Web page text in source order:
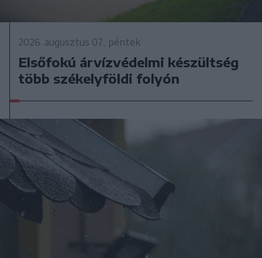
2026. augusztus 07., péntek
Elsőfokú árvízvédelmi készültség
több székelyföldi folyón